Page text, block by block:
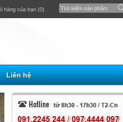
hàng của bạn (0)
Liên hệ